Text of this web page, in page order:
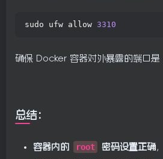
sudo ufw allow 3310
确保 Docker 容器对外暴露的端口是
总结：
容器内的 root 密码设置正确